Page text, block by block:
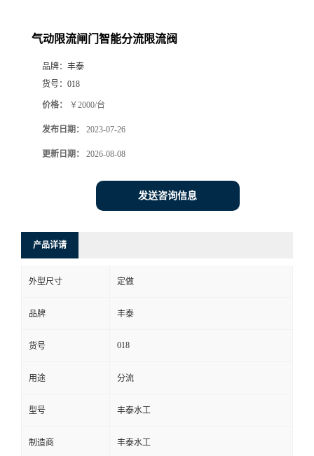
气动限流闸门智能分流限流阀
品牌： 丰泰
货号： 018
价格： ￥2000/台
发布日期： 2023-07-26
更新日期： 2026-08-08
发送咨询信息
产品详请
外型尺寸 定做
品牌 丰泰
货号 018
用途 分流
型号 丰泰水工
制造商 丰泰水工